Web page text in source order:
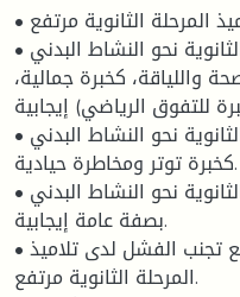
• مستوى تقدير الذات لدى تلاميذ المرحلة الثانوية مرتفع.
• طبيعة اتجاهات تلاميذ المرحلة الثانوية نحو النشاط البدني
واللياقة، كخبرة جمالية،
للتفوق الرياضي) إيجابية.
• طبيعة اتجاهات تلاميذ المرحلة الثانوية نحو النشاط البدني
كخبرة توتر ومخاطرة حيادية.
• طبيعة اتجاهات تلاميذ المرحلة الثانوية نحو النشاط البدني
بصفة عامة إيجابية.
• مستوى دافع انجاز النجاح ودافع تجنب الفشل لدى تلاميذ
المرحلة الثانوية مرتفع.